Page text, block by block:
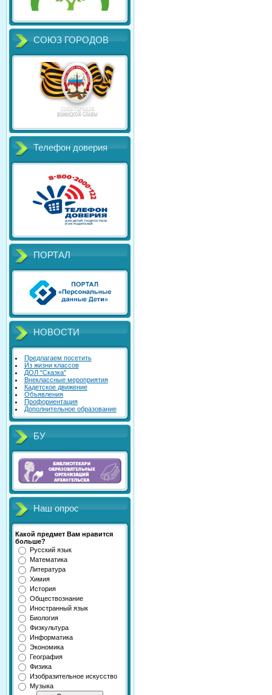
СОЮЗ ГОРОДОВ
Телефон доверия
ПОРТАЛ
НОВОСТИ
Предлагаем посетить
Из жизни классов
ДОЛ "Сказка"
Внеклассные мероприятия
Кадетское движение
Объявления
Профориентация
Дополнительное образование
БУ
Наш опрос
Какой предмет Вам нравится
больше?
Русский язык
Математика
Литература
Химия
История
Обществознание
Иностранный язык
Биология
Физкультура
Информатика
Экономика
География
Физика
Изобразительное искусство
Музыка